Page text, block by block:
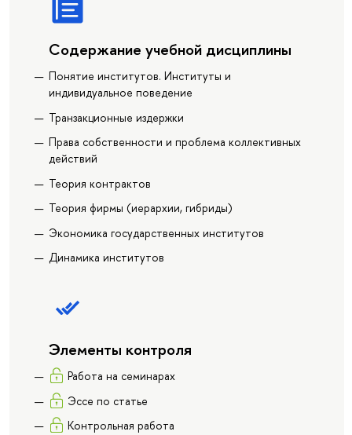
Содержание учебной дисциплины
Понятие институтов. Институты и
индивидуальное поведение
Транзакционные издержки
Права собственности и проблема коллективных
действий
Теория контрактов
Теория фирмы (иерархии, гибриды)
Экономика государственных институтов
Динамика институтов
Элементы контроля
Работа на семинарах
Эссе по статье
Контрольная работа